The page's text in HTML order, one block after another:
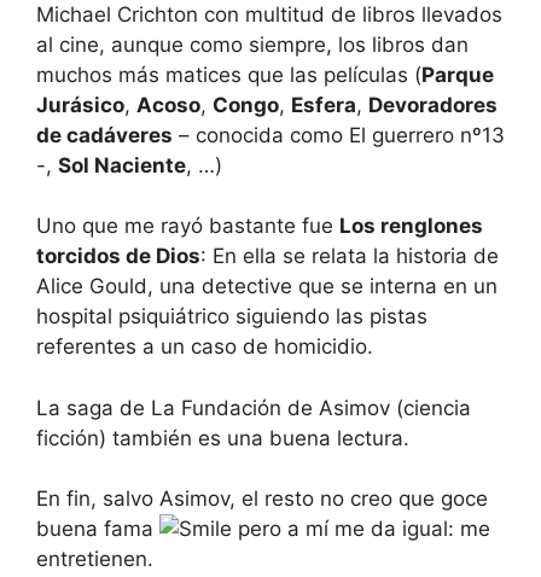
Michael Crichton con multitud de libros llevados
al cine, aunque como siempre, los libros dan
muchos más matices que las películas (Parque
Jurásico, Acoso, Congo, Esfera, Devoradores
de cadáveres – conocida como El guerrero nº13
-, Sol Naciente, …)
Uno que me rayó bastante fue Los renglones
torcidos de Dios: En ella se relata la historia de
Alice Gould, una detective que se interna en un
hospital psiquiátrico siguiendo las pistas
referentes a un caso de homicidio.
La saga de La Fundación de Asimov (ciencia
ficción) también es una buena lectura.
En fin, salvo Asimov, el resto no creo que goce
buena fama
pero a mí me da igual: me
entretienen.